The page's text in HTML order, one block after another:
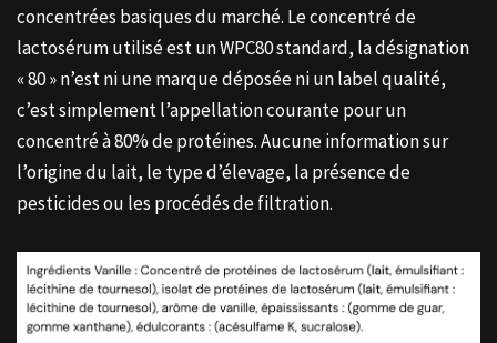
concentrées basiques du marché. Le concentré de
lactosérum utilisé est un WPC80 standard, la désignation
« 80 » n’est ni une marque déposée ni un label qualité,
c’est simplement l’appellation courante pour un
concentré à 80% de protéines. Aucune information sur
l’origine du lait, le type d’élevage, la présence de
pesticides ou les procédés de filtration.